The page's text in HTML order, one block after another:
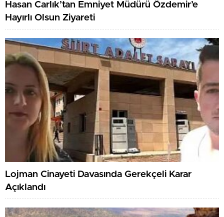
Hasan Carlık’tan Emniyet Müdürü Özdemir’e
Hayırlı Olsun Ziyareti
Lojman Cinayeti Davasında Gerekçeli Karar
Açıklandı